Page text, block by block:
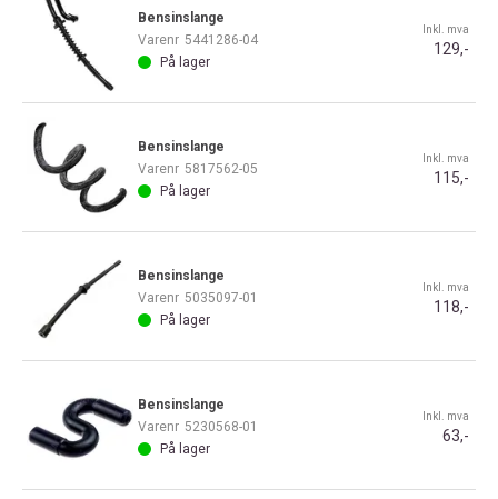
Bensinslange
Varenr 5441286-04
På lager
Inkl. mva
129,-
Bensinslange
Varenr 5817562-05
På lager
Inkl. mva
115,-
Bensinslange
Varenr 5035097-01
På lager
Inkl. mva
118,-
Bensinslange
Varenr 5230568-01
På lager
Inkl. mva
63,-